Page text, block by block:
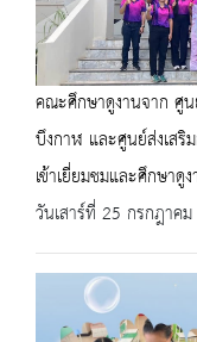
คณะศึกษาดูงานจาก ศูน
บึงกาฬ และศูนย์ส่งเสริ
เข้าเยี่ยมชมและศึกษา
วันเสาร์ที่ 25 กรกฎาค